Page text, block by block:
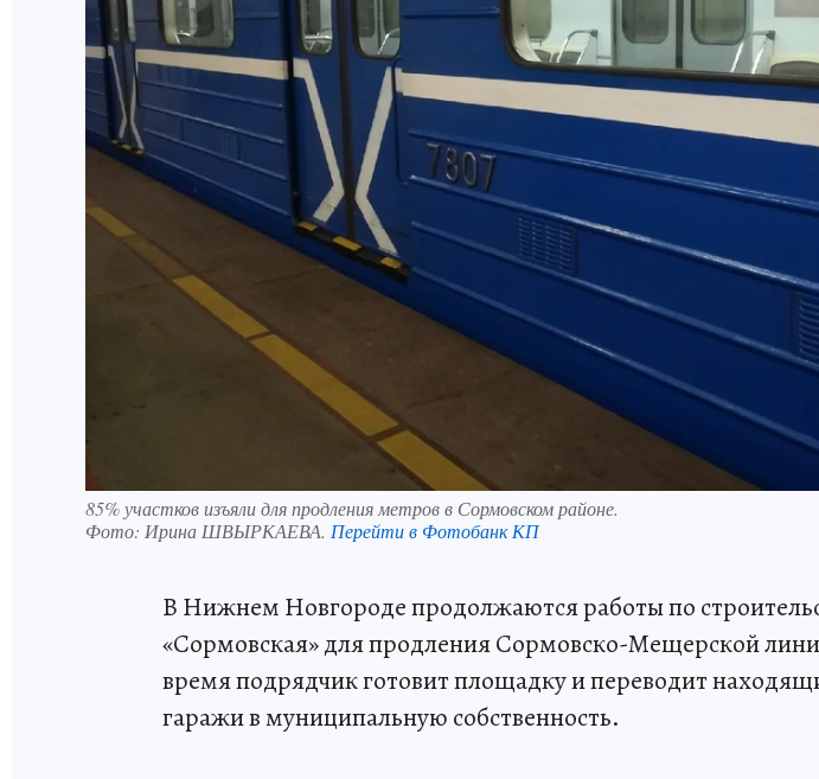
85% участков изъяли для продления метров в Сормовском районе.
Фото: Ирина ШВЫРКАЕВА. Перейти в Фотобанк КП
В Нижнем Новгороде продолжаются работы по
«Сормовская» для продления Сормовско-Мещерской
время подрядчик готовит площадку и переводит
гаражи в муниципальную собственность.